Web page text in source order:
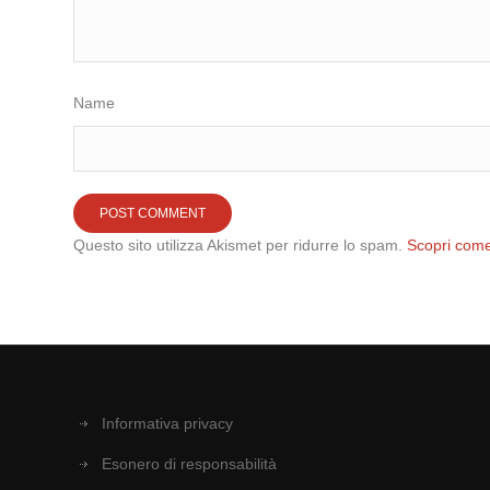
Name
Questo sito utilizza Akismet per ridurre lo spam.Scopri
Informativa privacy
Esonero di responsabilità